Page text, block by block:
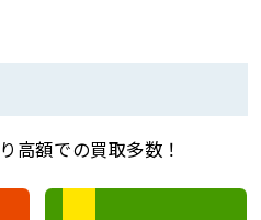
高額での買取多数！